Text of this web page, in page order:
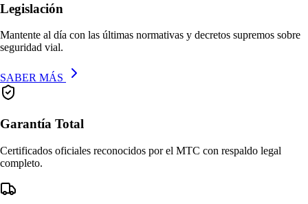
Legislación
Mantente al día con las últimas normativas y decretos supremos sobre
seguridad vial.
SABER MÁS
Garantía Total
Certificados oficiales reconocidos por el MTC con respaldo legal
completo.